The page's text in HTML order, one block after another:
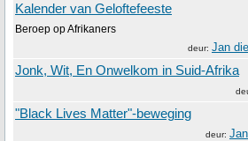
Kalender van Geloftefeeste
Beroep op Afrikaners
deur: Jan
Jonk, Wit, En Onwelkom in Suid-Afrika
"Black Lives Matter"-beweging
deur: